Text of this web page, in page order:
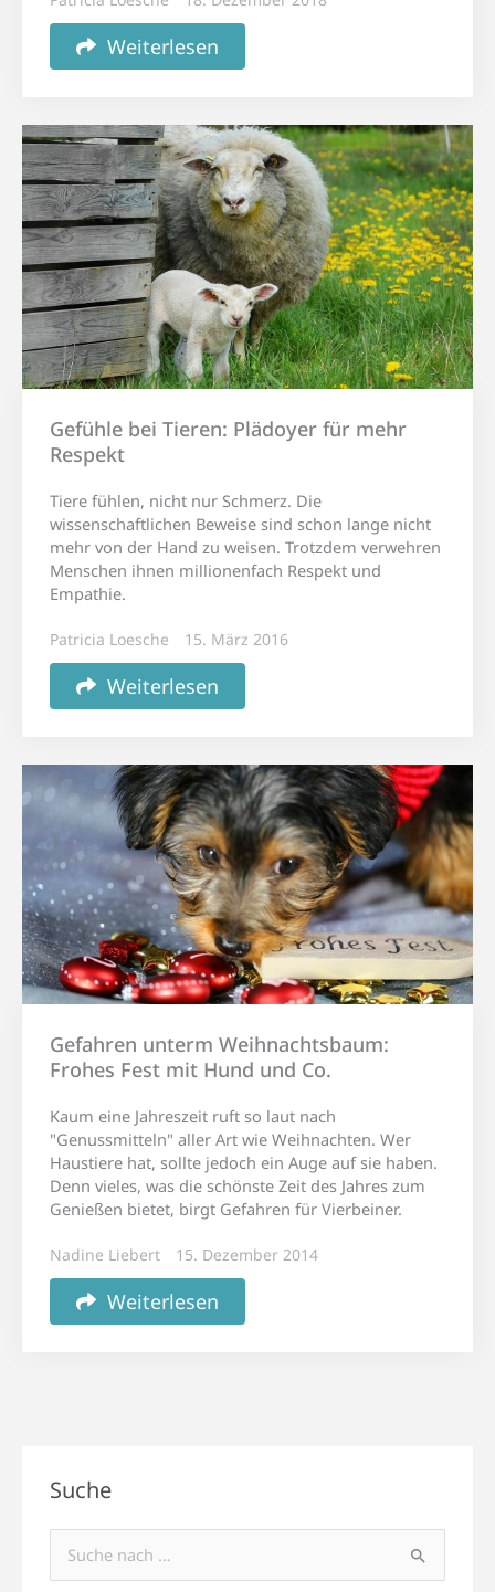
Weiterlesen
Gefühle bei Tieren: Plädoyer für mehr
Respekt
Tiere fühlen, nicht nur Schmerz. Die
wissenschaftlichen Beweise sind schon lange nicht
mehr von der Hand zu weisen. Trotzdem verwehren
Menschen ihnen millionenfach Respekt und
Empathie.
Patricia Loesche 15. März 2016
Weiterlesen
Gefahren unterm Weihnachtsbaum:
Frohes Fest mit Hund und Co.
Kaum eine Jahreszeit ruft so laut nach
"Genussmitteln" aller Art wie Weihnachten. Wer
Haustiere hat, sollte jedoch ein Auge auf sie haben.
Denn vieles, was die schönste Zeit des Jahres zum
Genießen bietet, birgt Gefahren für Vierbeiner.
Nadine Liebert 15. Dezember 2014
Weiterlesen
Suche
Suchen
nach: